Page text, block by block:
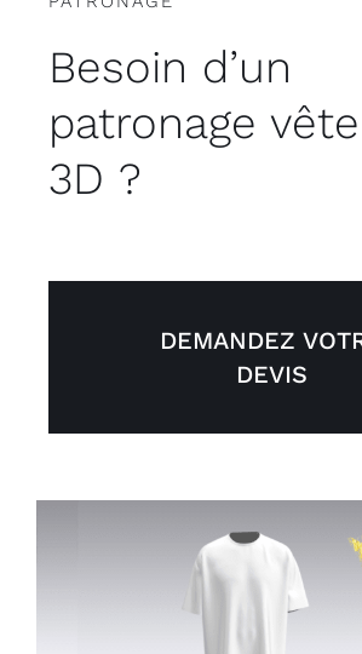
Besoin d’un
patronage
3D ?
DEMANDEZ
DEVIS